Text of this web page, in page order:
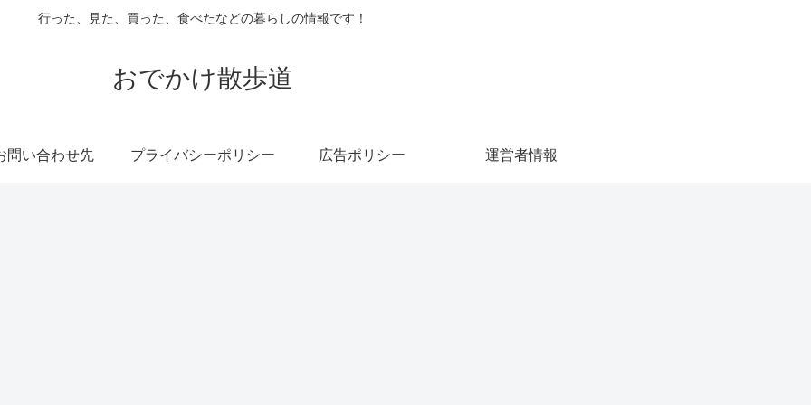
行った、見た、買った、食べたなどの暮らしの情報です！
おでかけ散歩道
問い合わせ先 プライバシーポリシー 広告ポリシー 運営者情報